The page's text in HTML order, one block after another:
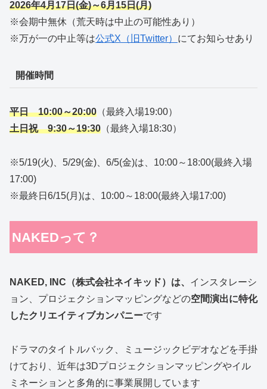
2026年4月17日(金)～6月15日(月)
※会期中無休（荒天時は中止の可能性あり）
※万が一の中止等は公式X（旧Twitter） にてお知らせあり
開催時間
平日 10:00～20:00 （最終入場19:00）
土日祝 9:30～19:30 （最終入場18:30）
※5/19(火)、5/29(金)、6/5(金)は、10:00～18:00(最終入場
17:00)
※最終日6/15(月)は、10:00～18:00(最終入場17:00)
NAKEDって？
NAKED, INC（株式会社ネイキッド）は、 インスタレーシ
ョン、プロジェクションマッピングなどの空間演出に特化
したクリエイティブカンパニーです
ドラマのタイトルバック、ミュージックビデオなどを手掛
けており、近年は3Dプロジェクションマッピングやイル
ミネーションと多角的に事業展開しています